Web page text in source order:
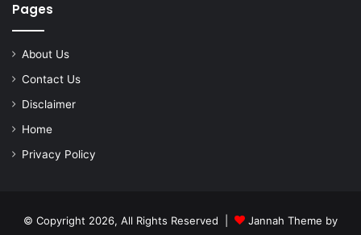
Pages
About Us
Contact Us
Disclaimer
Home
Privacy Policy
© Copyright 2026, All Rights Reserved | Jannah Theme by